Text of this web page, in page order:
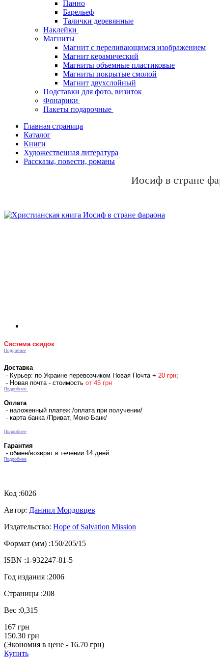
Панно
Барельеф
Талички деревянные
Наклейки
Магниты
Магнит с переливающимся изображением
Магнит керамический
Магниты объемные пластиковые
Магниты покрытые смолой
Магнит двухслойный
Подставки для фото, визиток
Фонарики
Пакеты подарочные
Главная страница
Каталог
Книги
Художественная литература
Рассказы, повести, романы
Иосиф в стране
Система скидок
Подробнее
Доставка
- Курьер: по Украине перевозчиком Новая Почта + 20 грн;
- Новая почта - стоимость от 45 грн
Подробнее
Оплата
- наложенный платеж /оплата при получении/
- карта банка /Приват, Моно Банк/
Подробнее
Гарантия
- обмен/возврат в течении 14 дней
Подробнее
Код :6026
Автор: Даниил Мордовцев
Издательство: Hope of Salvation Mission
Формат (мм) :150/205/15
ISBN :1-932247-81-5
Год издания :2006
Страницы :208
Вес :0,315
167 грн
150.30 грн
(Экономия в цене - 16.70 грн)
Купить